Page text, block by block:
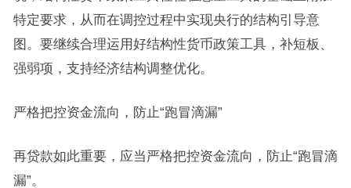
特定要求，从而在调控过程中实现央行的结构引导意
图。要继续合理运用好结构性货币政策工具，补短板、
强弱项，支持经济结构调整优化。
严格把控资金流向，防止“跑冒滴漏”
再贷款如此重要，应当严格把控资金流向，防止“跑冒滴
漏”。